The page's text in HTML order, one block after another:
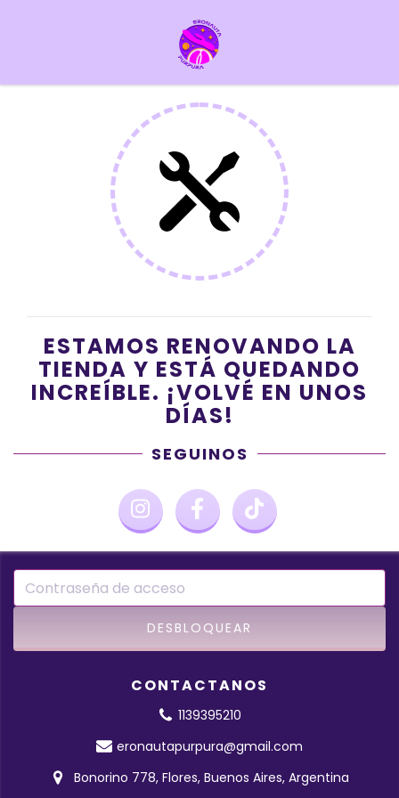
ESTAMOS RENOVANDO LA
TIENDA Y ESTÁ QUEDANDO
INCREÍBLE. ¡VOLVÉ EN UNOS
DÍAS!
SEGUINOS
CONTACTANOS
1139395210
eronautapurpura@gmail.com
Bonorino 778, Flores, Buenos Aires, Argentina